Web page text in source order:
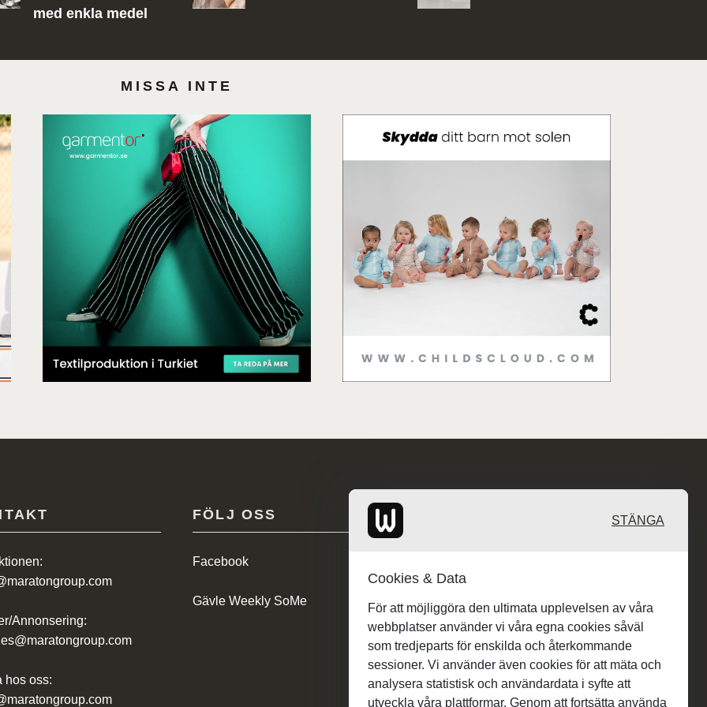
med enkla medel
MISSA INTE
Annonsering:
hos oss:
FÖLJ OSS
Facebook
Gävle Weekly SoMe
STÄNGA
Cookies & Data
För att möjliggöra den ultimata upplevelsen av våra
webbplatser använder vi våra egna cookies såväl
som tredjeparts för enskilda och återkommande
sessioner. Vi använder även cookies för att mäta och
analysera statistisk och användardata i syfte att
utveckla våra plattformar. Genom att fortsätta använda